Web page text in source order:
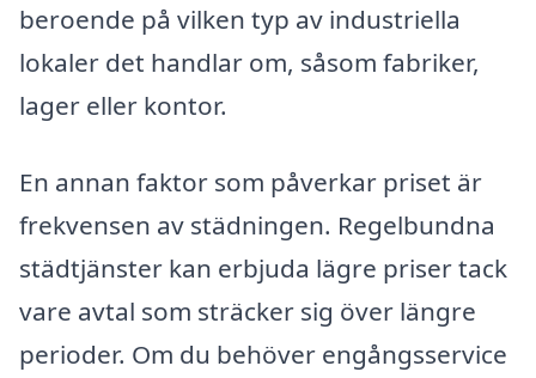
beroende på vilken typ av industriella
lokaler det handlar om, såsom fabriker,
lager eller kontor.
En annan faktor som påverkar priset är
frekvensen av städningen. Regelbundna
städtjänster kan erbjuda lägre priser tack
vare avtal som sträcker sig över längre
perioder. Om du behöver engångsservice